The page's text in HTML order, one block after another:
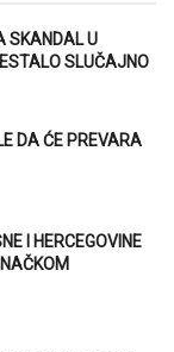
SKANDAL U
SLUČAJNO
DA ĆE PREVARA
I HERCEGOVINE